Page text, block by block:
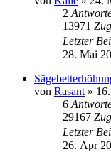
2
13971
Letzter
28. Mai
von Rasant »
6
29167
Letzter
26. Apr